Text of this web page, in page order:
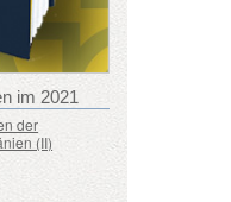
im 2021
der
(II)